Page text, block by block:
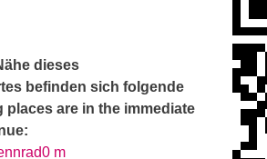
dieses
befinden sich folgende
places are in the immediate
0 m